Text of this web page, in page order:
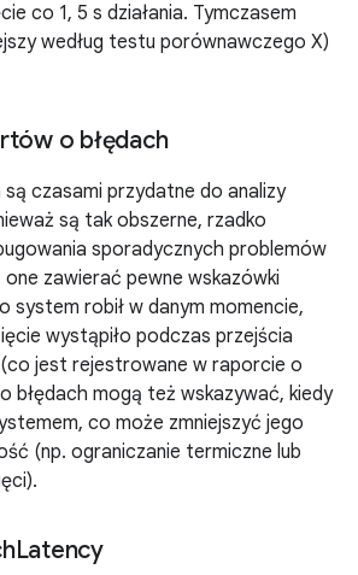
co 1, 5 s działania. Tymczasem
według testu porównawczego X)
o błędach
czasami przydatne do analizy
są tak obszerne, rzadko
sporadycznych problemów
zawierać pewne wskazówki
robił w danym momencie,
wystąpiło podczas przejścia
jest rejestrowane w raporcie o
błędach mogą też wskazywać, kiedy
co może zmniejszyć jego
(np. ograniczanie termiczne lub
Latency